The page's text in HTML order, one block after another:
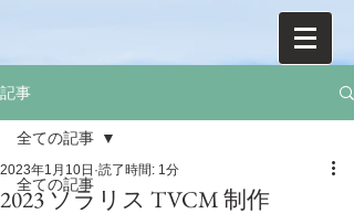
記事
全ての記事
全ての記事
2023 ソラリス TVCM 制作
2023年1月10日 読了時間: 1分